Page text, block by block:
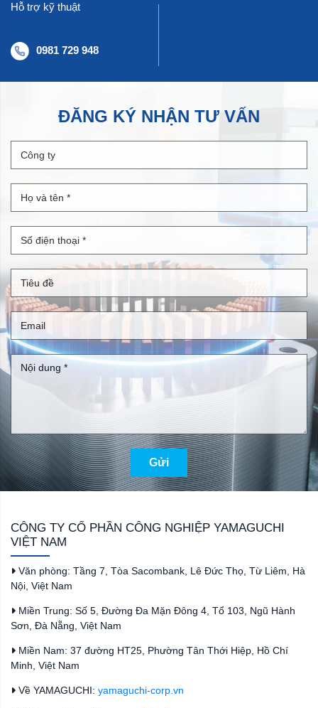
Hỗ trợ kỹ thuật
0981 729 948
ĐĂNG KÝ NHẬN TƯ VẤN
Gửi
CÔNG TY CỔ PHẦN CÔNG NGHIỆP YAMAGUCHI
VIỆT NAM
Văn phòng: Tầng 7, Tòa Sacombank, Lê Đức Thọ, Từ Liêm, Hà
Nội, Việt Nam
Miền Trung: Số 5, Đường Đa Mặn Đông 4, Tổ 103, Ngũ Hành
Sơn, Đà Nẵng, Việt Nam
Miền Nam: 37 đường HT25, Phường Tân Thới Hiệp, Hồ Chí
Minh, Việt Nam
Về YAMAGUCHI: yamaguchi-corp.vn